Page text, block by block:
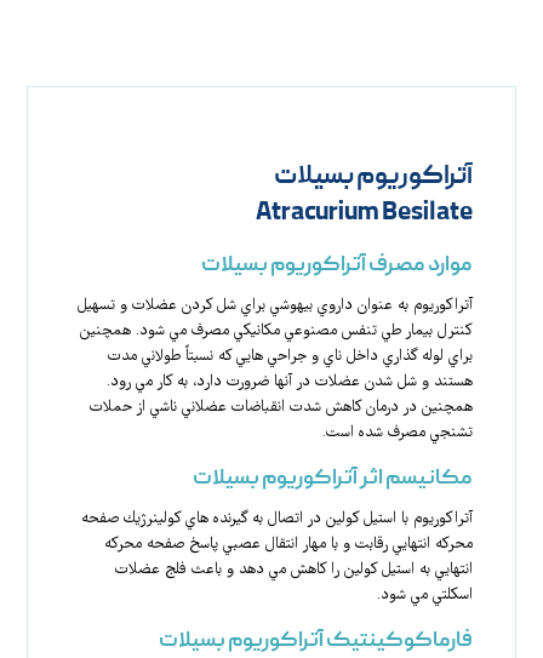
آتراکوریوم بسیلات
Atracurium Besilate
موارد مصرف آتراکوریوم بسیلات
آتراكوريوم به عنوان داروي بيهوشي براي شل كردن عضلات و تسهيل
كنترل بيمار طي تنفس مصنوعي مكانيكي مصرف مي شود. همچنين
براي لوله گذاري داخل ناي و جراحي هايي كه نسبتاً طولاني مدت
هستند و شل شدن عضلات در آنها ضرورت دارد، به كار مي رود.
همچنين در درمان كاهش شدت انقباضات عضلاني ناشي از حملات
تشنجي مصرف شده است.
مکانیسم اثر آتراکوریوم بسیلات
آتراكوريوم با استيل كولين در اتصال به گيرنده هاي كولينرژيك صفحه
محركه انتهايي رقابت و با مهار انتقال عصبي پاسخ صفحه محركه
انتهايي به استيل كولين را كاهش مي دهد و باعث فلج عضلات
اسكلتي مي شود.
فارماکوکینتیک آتراکوریوم بسیلات